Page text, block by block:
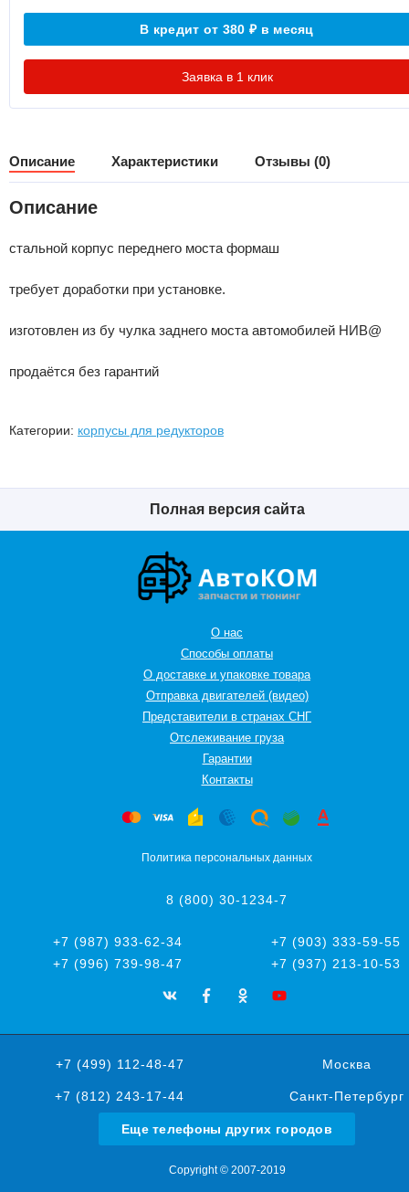
В кредит от 380₽в месяц
Заявка в 1 клик
Описание Характеристики Отзывы (0)
Описание
стальной корпус переднего моста формаш
требует доработки при установке.
изготовлен из бу чулка заднего моста автомобилей НИВ@
продаётся без гарантий
Категории: корпусы для редукторов
Полная версия сайта
О нас
Способы оплаты
О доставке и упаковке товара
Отправка двигателей (видео)
Представители в странах СНГ
Oтслеживание груза
Гарантии
Контакты
Политика персональных данных
8 (800) 30-1234-7
+7 (987) 933-62-34
+7 (903) 333-59-55
+7 (996) 739-98-47
+7 (937) 213-10-53
+7 (499) 112-48-47 Москва
+7 (812) 243-17-44 Санкт-Петербург
Еще телефоны других городов
Copyright © 2007-2019